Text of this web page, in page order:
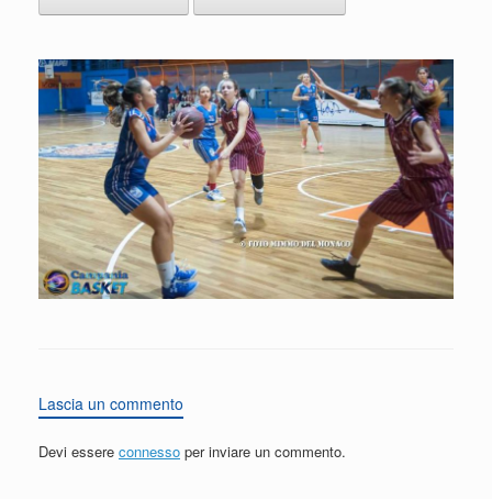
Lascia un commento
Devi essere connesso per inviare un commento.